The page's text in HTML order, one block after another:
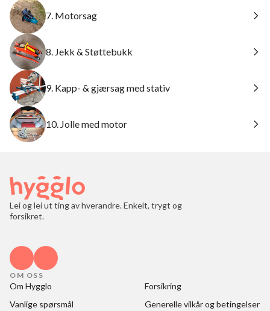
7. Motorsag
8. Jekk & Støttebukk
9. Kapp- & gjærsag med stativ
10. Jolle med motor
Lei og lei ut ting av hverandre. Enkelt, trygt og
forsikret.
OM OSS
Om Hygglo
Forsikring
Vanlige spørsmål
Generelle vilkår og betingelser